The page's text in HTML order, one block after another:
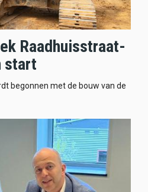
Raadhuisstraat-
start
begonnen met de bouw van de